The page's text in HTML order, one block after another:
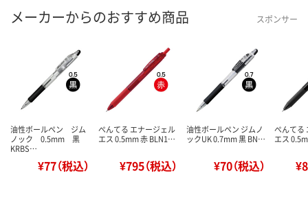
メーカーからのおすすめ商品 スポンサー
油性ボールペン ジム
ノック 0.5mm 黒
KRBS…
¥77（税込）
ぺんてる エナージェル
エス 0.5mm 赤 BLN1…
¥795（税込）
油性ボールペン ジムノ
ックUK 0.7mm 黒 BN…
¥70（税込）
ぺんてる
エス